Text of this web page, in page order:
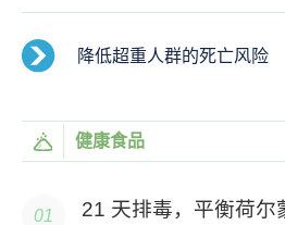
降低超重人群的死亡风险
健康食品
21 天排毒，平衡荷尔